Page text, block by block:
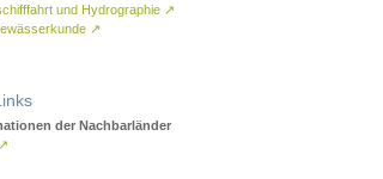
und Hydrographie ↗
↗
der Nachbarländer
↗